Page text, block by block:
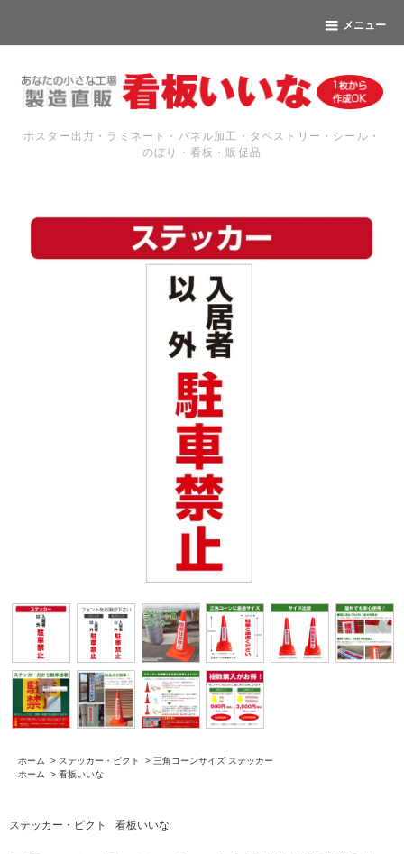
メニュー
ポスター出力・ラミネート・パネル加工・タペストリー・シール・
のぼり・看板・販促品
ホーム > ステッカー・ピクト > 三角コーンサイズ ステッカー
ホーム
> 看板いいな
ステッカー・ピクト 看板いいな